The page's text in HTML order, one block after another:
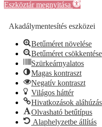
Eszköztár megnyitása
Akadálymentesítés eszközei
Betűméret növelése
Betűméret csökkentése
Szürkeárnyalatos
Magas kontraszt
Negatív kontraszt
Világos háttér
Hivatkozások
Olvasható betűtípus
Alaphelyzetbe állítás